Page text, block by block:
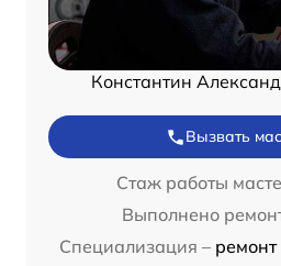
Константин
Вызвать
Стаж работы
Выполнено
Специализация –